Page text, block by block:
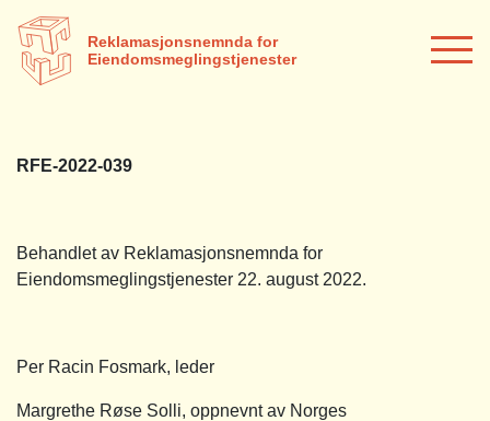
Reklamasjonsnemnda for
Eiendomsmeglingstjenester
RFE-2022-039
Behandlet av Reklamasjonsnemnda for
Eiendomsmeglingstjenester 22. august 2022.
Per Racin Fosmark, leder
Margrethe Røse Solli, oppnevnt av Norges